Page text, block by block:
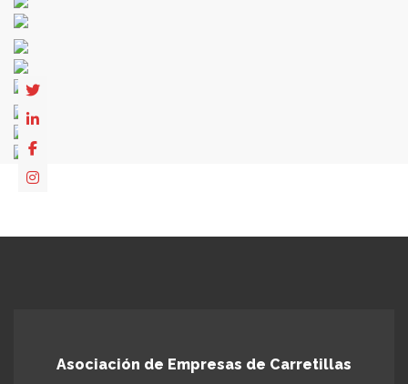
Asociación de Empresas de Carretillas